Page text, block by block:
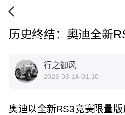
历史终结：奥迪全新
行之御风
2026-03-16 01:10
奥迪以全新RS3竞赛限量